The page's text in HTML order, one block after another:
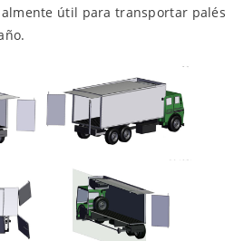
útil para transportar palés